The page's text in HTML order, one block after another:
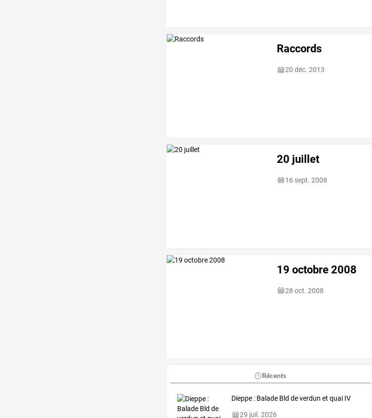
Raccords
20 déc. 2013
20 juillet
16 sept. 2008
19 octobre 2008
28 oct. 2008
Récents
Dieppe : Balade Bld de verdun et quai IV
29 juil. 2026